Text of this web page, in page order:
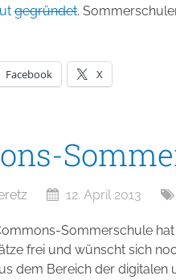
gegründet.
Facebook X
12. April 2013
Sommerschule hat
frei und wünscht sich
dem Bereich der digitalen